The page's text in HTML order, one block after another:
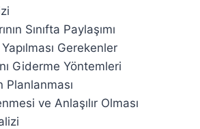
Sınıfta Paylaşımı
Gerekenler
Giderme Yöntemleri
Planlanması
ve Anlaşılır Olması